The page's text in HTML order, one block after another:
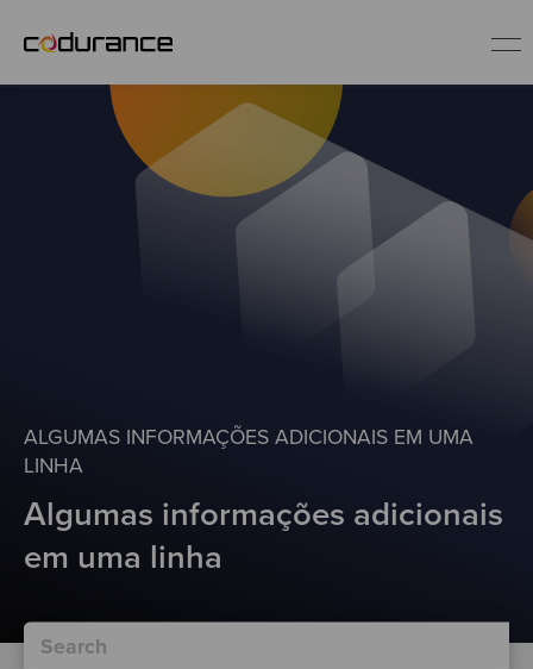
Careers
ALGUMAS INFORMAÇÕES ADICIONAIS EM UMA
LINHA
Algumas informações adicionais
em uma linha